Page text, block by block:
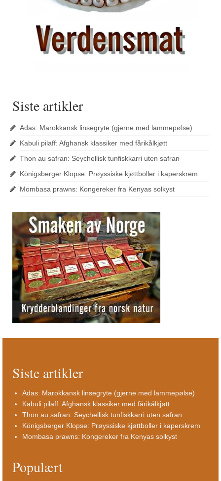
Siste artikler
Adas: Marokkansk linsegryte (gjerne med lammepølse)
Kabuli pilaff: Afghansk klassiker med fårikålkjøtt
Thon au safran: Seychellisk tunfiskkarri uten safran
Königsberger Klopse: Prøyssiske kjøttboller i kaperskrem
Mombasa prawns: Kongereker fra Kenyas solkyst
Siste artikler
Adas: Marokkansk linsegryte (gjerne med lammepølse)
Kabuli pilaff: Afghansk klassiker med fårikålkjøtt
Thon au safran: Seychellisk tunfiskkarri uten safran
Königsberger Klopse: Prøyssiske kjøttboller i kaperskrem
Mombasa prawns: Kongereker fra Kenyas solkyst
Populært